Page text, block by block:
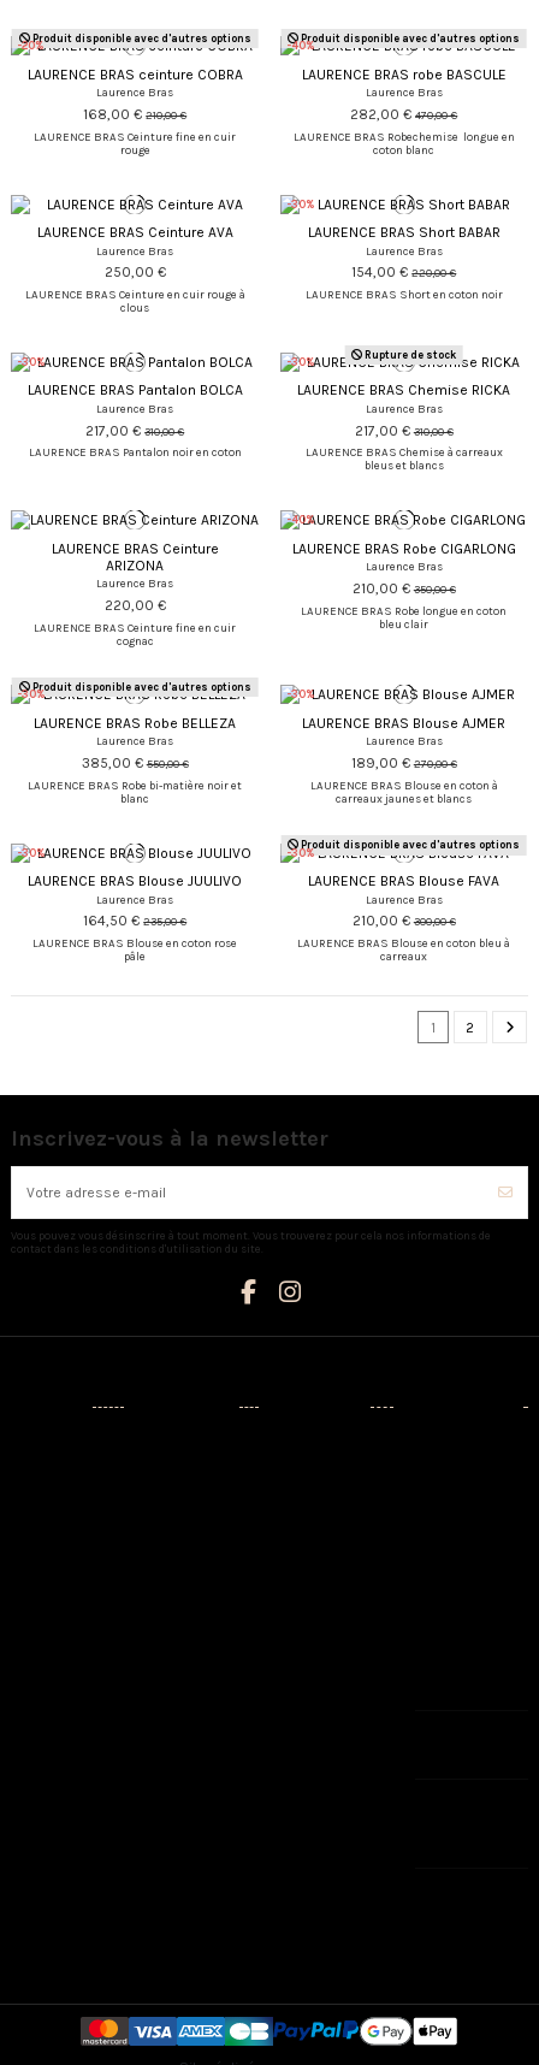
-20%
Produit disponible avec d'autres options
LAURENCE BRAS ceinture COBRA
Laurence Bras
168,00 €210,00 €
LAURENCE BRAS Ceinture fine en cuir
rouge
-40%
Produit disponible avec d'autres options
LAURENCE BRAS robe BASCULE
Laurence Bras
282,00 €470,00 €
LAURENCE BRAS Robechemise longue en
coton blanc
LAURENCE BRAS Ceinture AVA
Laurence Bras
250,00 €
LAURENCE BRAS Ceinture en cuir rouge à
clous
-30%
LAURENCE BRAS Short BABAR
Laurence Bras
154,00 €220,00 €
LAURENCE BRAS Short en coton noir
-30%
LAURENCE BRAS Pantalon BOLCA
Laurence Bras
217,00 €310,00 €
LAURENCE BRAS Pantalon noir en coton
-30%
Rupture de stock
LAURENCE BRAS Chemise RICKA
Laurence Bras
217,00 €310,00 €
LAURENCE BRAS Chemise à carreaux
bleus et blancs
LAURENCE BRAS Ceinture
ARIZONA
Laurence Bras
220,00 €
LAURENCE BRAS Ceinture fine en cuir
cognac
-40%
LAURENCE BRAS Robe CIGARLONG
Laurence Bras
210,00 €350,00 €
LAURENCE BRAS Robe longue en coton
bleu clair
-30%
Produit disponible avec d'autres options
LAURENCE BRAS Robe BELLEZA
Laurence Bras
385,00 €550,00 €
LAURENCE BRAS Robe bi-matière noir et
blanc
-30%
LAURENCE BRAS Blouse AJMER
Laurence Bras
189,00 €270,00 €
LAURENCE BRAS Blouse en coton à
carreaux jaunes et blancs
-30%
LAURENCE BRAS Blouse JUULIVO
Laurence Bras
164,50 €235,00 €
LAURENCE BRAS Blouse en coton rose
pâle
-30%
Produit disponible avec d'autres options
LAURENCE BRAS Blouse FAVA
Laurence Bras
210,00 €300,00 €
LAURENCE BRAS Blouse en coton bleu à
carreaux
1 2
Inscrivez-vous à la newsletter
Vous pouvez vous désinscrire à tout moment. Vous trouverez pour cela nos informations de
contact dans les conditions d'utilisation du site.